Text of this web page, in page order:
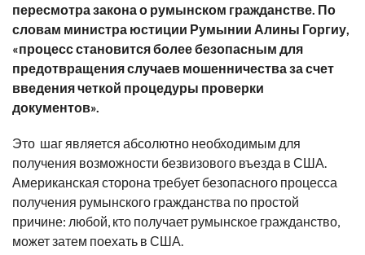
пересмотра закона о румынском гражданстве. По
словам министра юстиции Румынии Алины Горгиу,
«процесс становится более безопасным для
предотвращения случаев мошенничества за счет
введения четкой процедуры проверки
документов».
Это шаг является абсолютно необходимым для
получения возможности безвизового въезда в США.
Американская сторона требует безопасного процесса
получения румынского гражданства по простой
причине: любой, кто получает румынское гражданство,
может затем поехать в США.